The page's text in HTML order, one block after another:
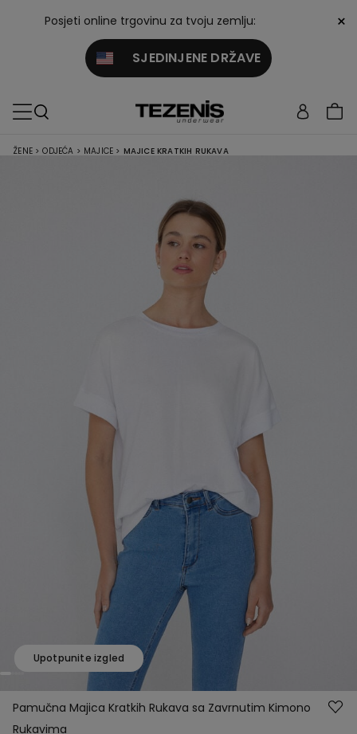
Posjeti online trgovinu za tvoju zemlju:
SJEDINJENE DRŽAVE
×
ŽENE > ODJEĆA > MAJICE > MAJICE KRATKIH RUKAVA
Upotpunite izgled
Pamučna Majica Kratkih Rukava sa Zavrnutim Kimono
Rukavima